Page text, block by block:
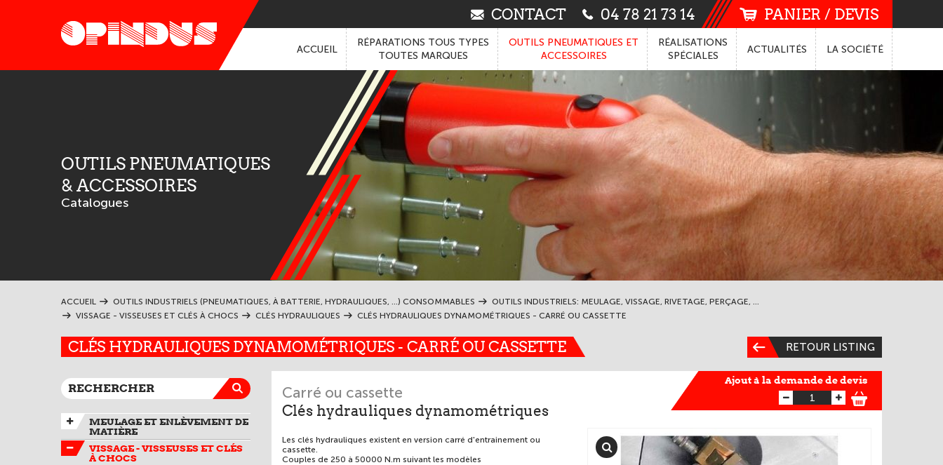
CONTACT 04 78 21 73 14 PANIER / DEVIS
ACCUEIL
RÉPARATIONS TOUS TYPES
TOUTES MARQUES
OUTILS PNEUMATIQUES ET
ACCESSOIRES
RÉALISATIONS
SPÉCIALES
ACTUALITÉS LA SOCIÉTÉ
OUTILS PNEUMATIQUES
& ACCESSOIRES
Catalogues
ACCUEIL OUTILS INDUSTRIELS (PNEUMATIQUES, À BATTERIE, HYDRAULIQUES, ...) CONSOMMABLES
OUTILS INDUSTRIELS: MEULAGE, VISSAGE, RIVETAGE, PERÇAGE, ...
VISSAGE - VISSEUSES ET CLÉS À CHOCS
CLÉS HYDRAULIQUES CLÉS HYDRAULIQUES DYNAMOMÉTRIQUES - CARRÉ OU CASSETTE
CLÉS HYDRAULIQUES DYNAMOMÉTRIQUES - CARRÉ OU CASSETTE RETOUR LISTING
MEULAGE ET ENLÈVEMENT DE
MATIÈRE
VISSAGE - VISSEUSES ET CLÉS
À CHOCS
Carré ou cassette
Clés hydrauliques dynamométriques
Ajout à la demande de devis
Les clés hydrauliques existent en version carré d'entrainement ou
cassette.
Couples de 250 à 50000 N.m suivant les modèles